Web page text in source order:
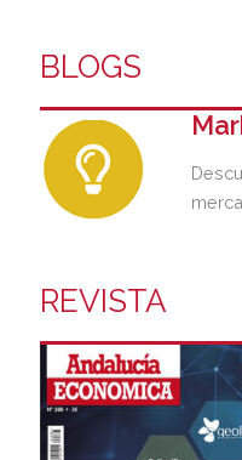
BLOGS
REVISTA